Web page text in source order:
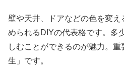
壁や天井、ドアなどの色を変
められるDIYの代表格です。多
しむことができるのが魅力。
生」です。